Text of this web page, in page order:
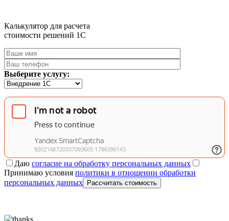
Калькулятор для расчета
стоимости решений 1C
Выберите услугу:
Даю согласие на обработку персональных данных
Принимаю условия политики в отношении обработки
персональных данных
Рассчитать стоимость